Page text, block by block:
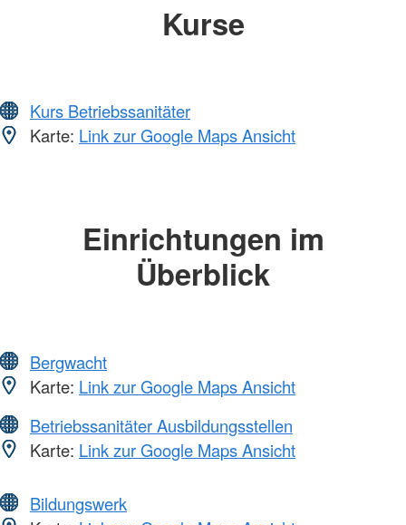
Kurse
Kurs Betriebssanitäter
Karte: Link zur Google Maps Ansicht
Einrichtungen im
Überblick
Bergwacht
Karte: Link zur Google Maps Ansicht
Betriebssanitäter Ausbildungsstellen
Karte: Link zur Google Maps Ansicht
Bildungswerk